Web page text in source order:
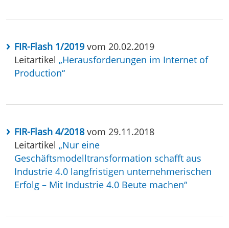
FIR-Flash 1/2019 vom 20.02.2019
Leitartikel „Herausforderungen im Internet of
Production“
FIR-Flash 4/2018 vom 29.11.2018
Leitartikel „Nur eine
Geschäftsmodelltransformation schafft aus
Industrie 4.0 langfristigen unternehmerischen
Erfolg – Mit Industrie 4.0 Beute machen“